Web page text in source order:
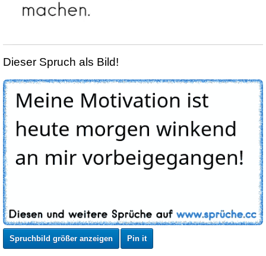
Dieser Spruch als Bild!
Spruchbild größer anzeigen Pin it